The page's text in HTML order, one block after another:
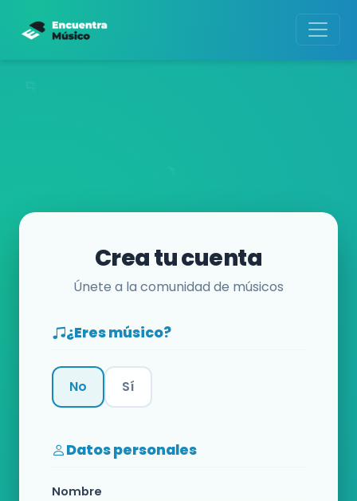
Crea tu cuenta
Únete a la comunidad de músicos
¿Eres músico?
No Sí
Datos personales
Nombre